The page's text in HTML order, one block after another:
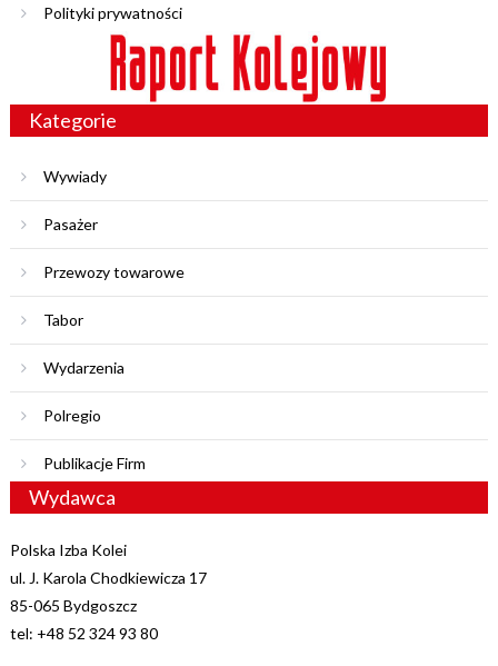
Polityki prywatności
Kategorie
Wywiady
Pasażer
Przewozy towarowe
Tabor
Wydarzenia
Polregio
Publikacje Firm
Wydawca
Polska Izba Kolei
ul. J. Karola Chodkiewicza 17
85-065 Bydgoszcz
tel: +48 52 324 93 80